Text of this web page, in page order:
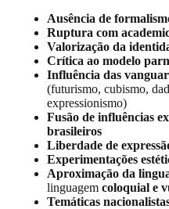
Ausência de
Ruptura com
Valorização da
Crítica ao modelo
Influência das
(futurismo, cubismo,
expressionismo)
Fusão de influências
brasileiros
Liberdade de
Experimentações
Aproximação da
linguagem coloquial e
Temáticas